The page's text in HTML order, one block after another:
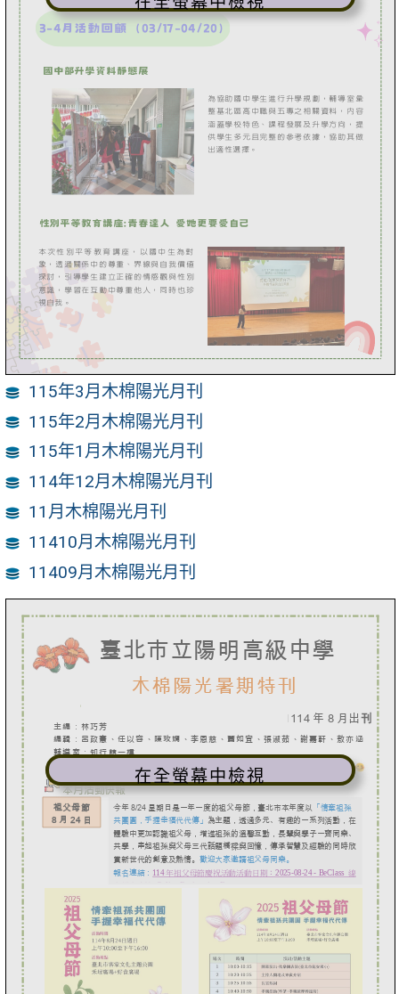
115年3月木棉陽光月刊
115年2月木棉陽光月刊
115年1月木棉陽光月刊
114年12月木棉陽光月刊
11月木棉陽光月刊
11410月木棉陽光月刊
11409月木棉陽光月刊
在全螢幕中檢視